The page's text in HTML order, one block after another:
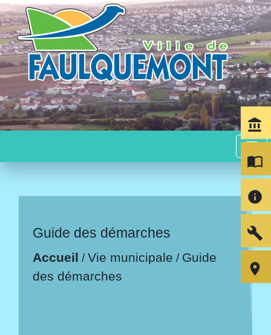
menu
Guide des démarches
Accueil /Vie municipale / Guide
des démarches
account_balance
import_contacts
info
build
room